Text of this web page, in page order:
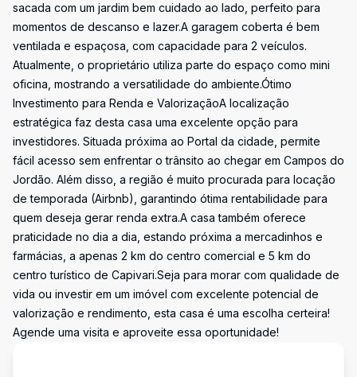
sacada com um jardim bem cuidado ao lado, perfeito para
momentos de descanso e lazer.A garagem coberta é bem
ventilada e espaçosa, com capacidade para 2 veículos.
Atualmente, o proprietário utiliza parte do espaço como mini
oficina, mostrando a versatilidade do ambiente.Ótimo
Investimento para Renda e ValorizaçãoA localização
estratégica faz desta casa uma excelente opção para
investidores. Situada próxima ao Portal da cidade, permite
fácil acesso sem enfrentar o trânsito ao chegar em Campos do
Jordão. Além disso, a região é muito procurada para locação
de temporada (Airbnb), garantindo ótima rentabilidade para
quem deseja gerar renda extra.A casa também oferece
praticidade no dia a dia, estando próxima a mercadinhos e
farmácias, a apenas 2 km do centro comercial e 5 km do
centro turístico de Capivari.Seja para morar com qualidade de
vida ou investir em um imóvel com excelente potencial de
valorização e rendimento, esta casa é uma escolha certeira!
Agende uma visita e aproveite essa oportunidade!